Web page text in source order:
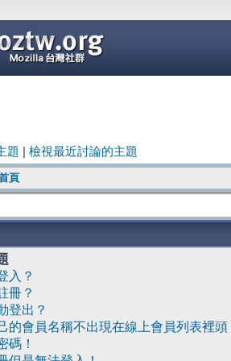
題 檢視最近討論的主題
頁
入？
冊？
登出？
的會員名稱不出現在線上會員列表裡頭
碼！